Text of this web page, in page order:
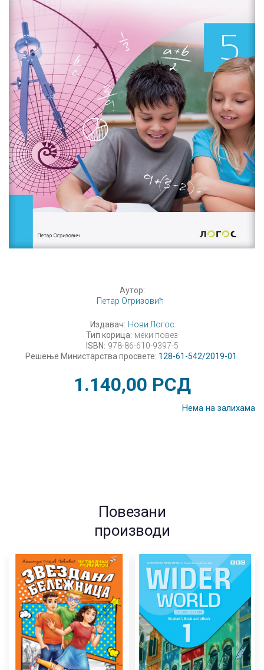
Аутор:
Петар Огризовић
Издавач: Нови Логос
Тип корица: меки повез
ISBN: 978-86-610-9397-5
Решење Министарства просвете: 128-61-542/2019-01
1.140,00 РСД
Нема на залихама
Повезани
производи